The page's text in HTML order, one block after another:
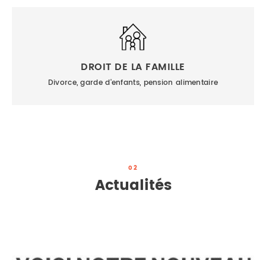
DROIT DE LA FAMILLE
Divorce, garde d'enfants, pension alimentaire
02
Actualités